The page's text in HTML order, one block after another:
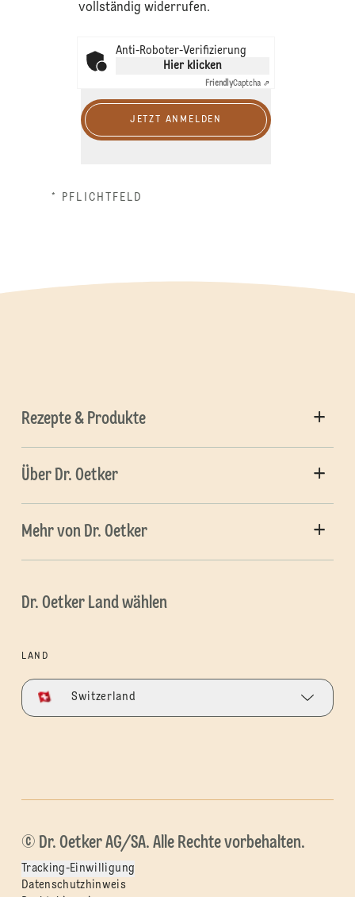
vollständig widerrufen.
Anti-Roboter-Verifizierung
Hier klicken
FriendlyCaptcha ⇗
JETZT ANMELDEN
* PFLICHTFELD
Rezepte & Produkte
Über Dr. Oetker
Mehr von Dr. Oetker
Dr. Oetker Land wählen
LAND
Switzerland
© Dr. Oetker AG/SA. Alle Rechte vorbehalten.
Tracking-Einwilligung
Datenschutzhinweis